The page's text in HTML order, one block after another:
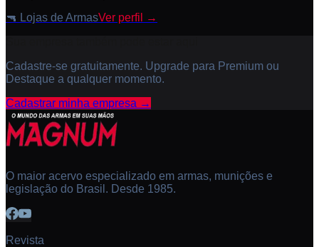
🔫 Lojas de ArmasVer perfil →
Cadastre-se gratuitamente. Upgrade para Premium ou
Destaque a qualquer momento.
Cadastrar minha empresa →
O maior acervo especializado em armas, munições e
legislação do Brasil. Desde 1985.
Revista